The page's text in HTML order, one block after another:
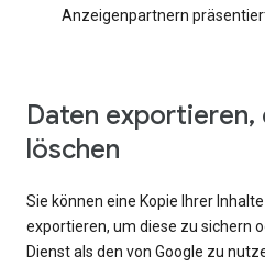
Anzeigenpartnern
Daten exportieren,
löschen
Sie können eine Kopie Ihrer
exportieren, um diese zu sichern
Dienst als den von Google zu